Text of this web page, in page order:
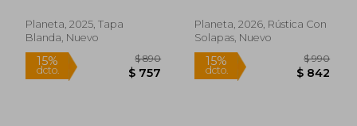
Planeta, 2025, Tapa
Blanda, Nuevo
Planeta, 2026, Rústica Con
Solapas, Nuevo